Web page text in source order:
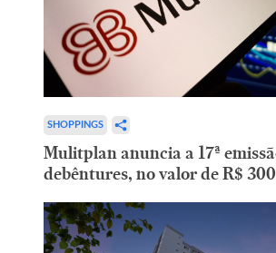
SHOPPINGS
Mulitplan anuncia a 17ª
debêntures, no valor de R$